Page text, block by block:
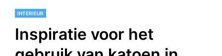
INTERIEUR
Inspiratie voor het